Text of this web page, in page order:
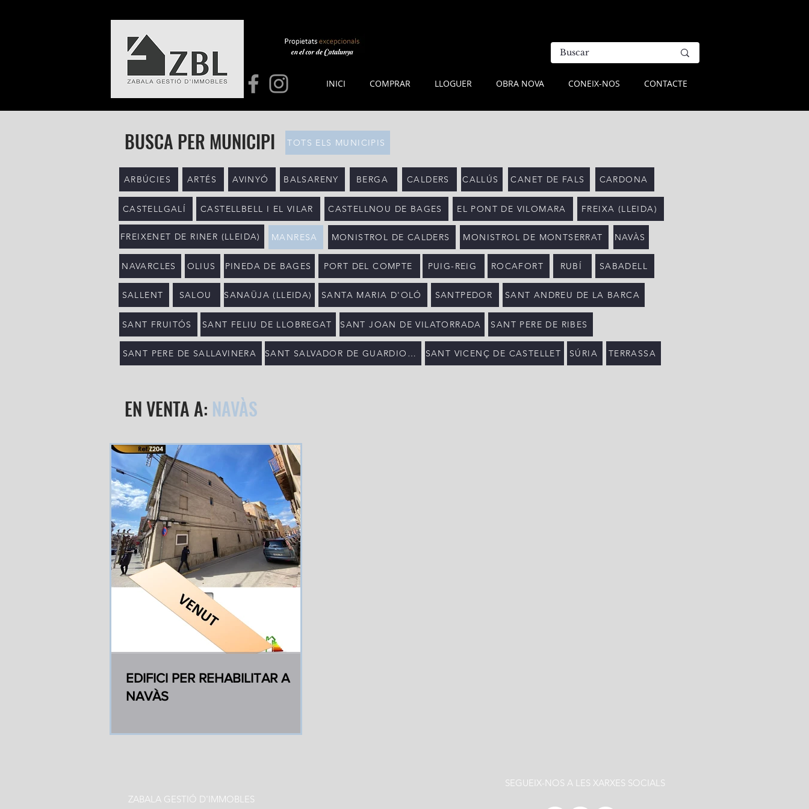
INICI COMPRAR LLOGUER OBRA NOVA CONEIX-NOS CONTACTE
ARBÚCIES
BUSCA PER MUNICIPI
MANRESA
ARTÉS AVINYÓ
FREIXA (LLEIDA)
FREIXENET DE RINER (LLEIDA) NAVÀS
NAVARCLES PINEDA DE BAGES PORT DEL COMPTE ROCAFORT
SALLENT SALOU SANAÜJA (LLEIDA) SANTA MARIA D'OLÓ
BALSARENY
MONISTROL DE CALDERS
SABADELL
RUBÍ
BERGA
PUIG-REIG
CALDERS CANET DE FALS
CASTELLGALÍ CASTELLBELL I EL VILAR CASTELLNOU DE BAGES EL PONT DE VILOMARA
CALLÚS
OLIUS
MONISTROL DE MONTSERRAT
SANTPEDOR
CARDONA
SANT FRUITÓS SANT FELIU DE LLOBREGAT SANT JOAN DE VILATORRADA SANT PERE DE RIBES
SANT PERE DE SALLAVINERA SANT SALVADOR DE GUARDIOLA SANT VICENÇ DE CASTELLET SÚRIA TERRASSA
TOTS ELS MUNICIPIS
SANT ANDREU DE LA BARCA
EN VENTA A: NAVÀS
EDIFICI PER REHABILITAR A
NAVÀS
SEGUEIX-NOS A LES XARXES SOCIALS
ZABALA GESTIÓ D'IMMOBLES